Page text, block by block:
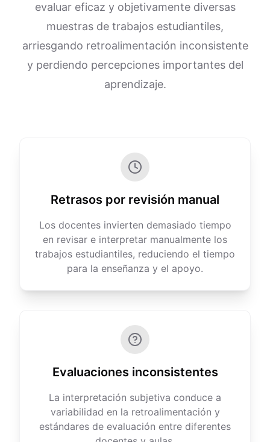
evaluar eficaz y objetivamente diversas
muestras de trabajos estudiantiles,
arriesgando retroalimentación inconsistente
y perdiendo percepciones importantes del
aprendizaje.
Retrasos por revisión manual
Los docentes invierten demasiado tiempo
en revisar e interpretar manualmente los
trabajos estudiantiles, reduciendo el tiempo
para la enseñanza y el apoyo.
Evaluaciones inconsistentes
La interpretación subjetiva conduce a
variabilidad en la retroalimentación y
estándares de evaluación entre diferentes